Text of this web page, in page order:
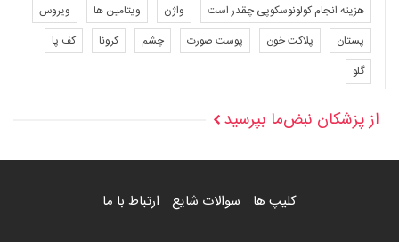
هزینه انجام کولونوسکوپی چقدر است
واژن ویتامین ها
ویروس
پستان
پلاکت خون پوست صورت چشم کرونا
کف پا
گلو
از پزشکان نبض‌ما بپرسید
کلیپ ها سوالات شایع ارتباط با ما